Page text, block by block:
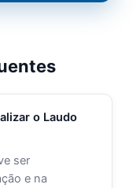
o Laudo
ser
e na